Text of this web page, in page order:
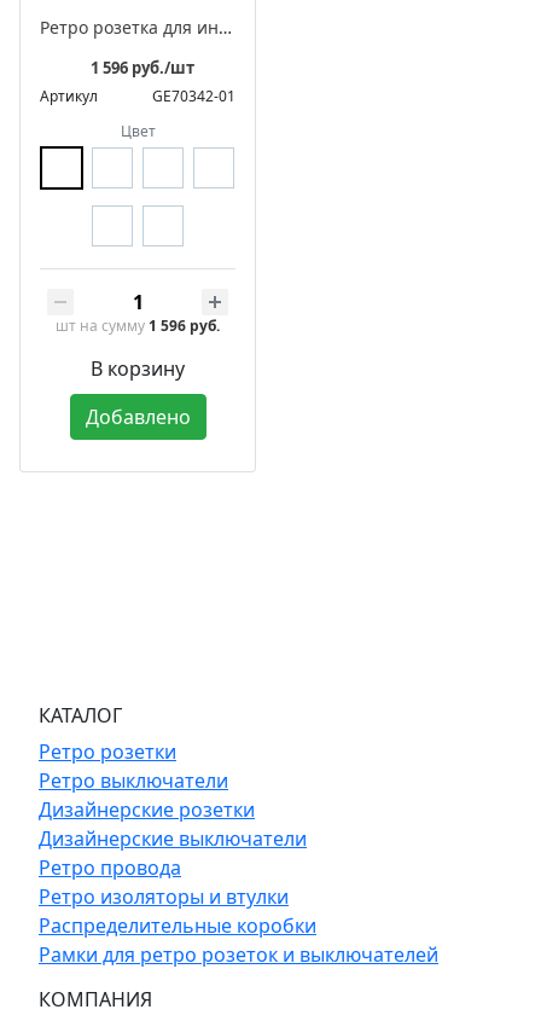
Ретро розетка для интернета фарфоровая, серия "АВРОРА"
1 596 руб./шт
Артикул
GE70342-01
Цвет
шт на сумму 1 596 руб.
В корзину
Добавлено
КАТАЛОГ
Ретро розетки
Ретро выключатели
Дизайнерские розетки
Дизайнерские выключатели
Ретро провода
Ретро изоляторы и втулки
Распределительные коробки
Рамки для ретро розеток и выключателей
КОМПАНИЯ